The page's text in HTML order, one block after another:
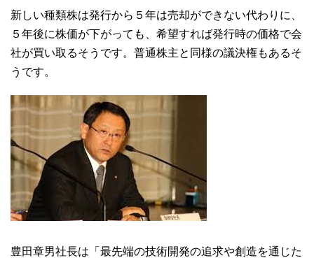
新しい種類株は発行から５年は売却ができない代わりに、
５年後に株価が下がっても、希望すれば発行時の価格で会
社が買い取るそうです。普通株主と同様の議決権もあるそ
うです。
豊田章男社長は「最先端の技術開発の追求や創造を通じた